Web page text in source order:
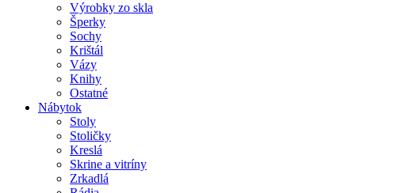
Výrobky zo skla
Šperky
Sochy
Krištál
Vázy
Knihy
Ostatné
Nábytok
Stoly
Stoličky
Kreslá
Skrine a vitríny
Zrkadlá